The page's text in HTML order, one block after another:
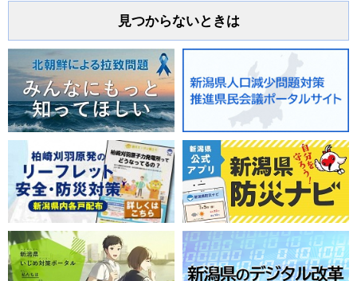
見つからないときは